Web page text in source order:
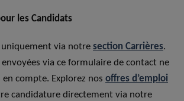
les Candidats
via notre section Carrières.
envoyées via ce formulaire de contact ne
compte. Explorez nos offres d’emploi
candidature directement via notre